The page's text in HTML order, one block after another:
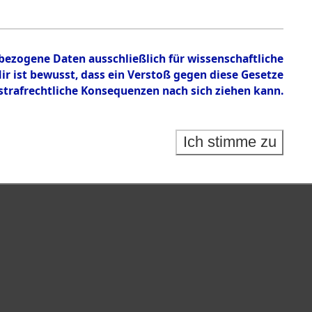
Daten ausschließlich für wissenschaftliche
bewusst, dass ein Verstoß gegen diese Gesetze
Konsequenzen nach sich ziehen kann.
Ich stimme zu